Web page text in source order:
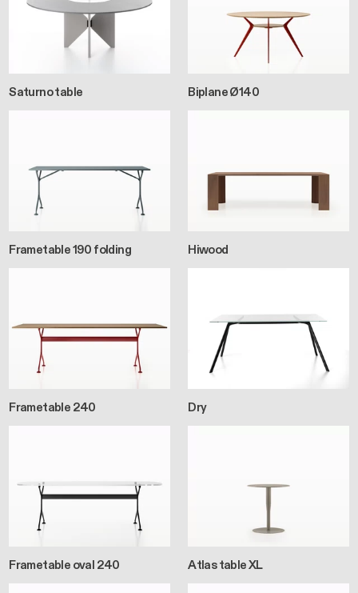
Saturno table Biplane Ø140
Frametable 190 folding Hiwood
Frametable 240 Dry
Frametable oval 240 Atlas table XL